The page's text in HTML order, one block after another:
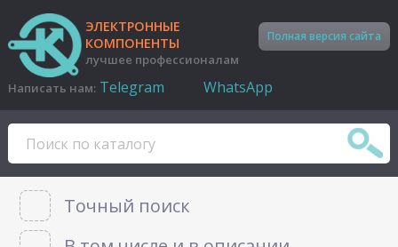
ЭЛЕКТРОННЫЕ
КОМПОНЕНТЫ
лучшее профессионалам
Полная версия сайта
Написать нам: Telegram WhatsApp
Точный поиск